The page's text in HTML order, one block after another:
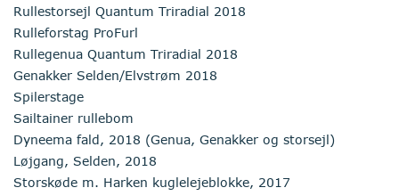
Rullestorsejl Quantum Triradial 2018
Rulleforstag ProFurl
Rullegenua Quantum Triradial 2018
Genakker Selden/Elvstrøm 2018
Spilerstage
Sailtainer rullebom
Dyneema fald, 2018 (Genua, Genakker og storsejl)
Løjgang, Selden, 2018
Storskøde m. Harken kuglelejeblokke, 2017